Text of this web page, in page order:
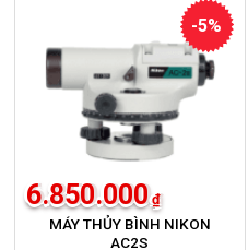
-5%
MÁY THỦY BÌNH NIKON
AC2S
6.850.000 ₫